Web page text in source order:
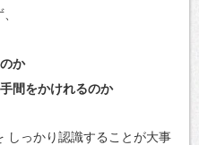
か
間をかけれるのか
しっかり認識することが大事